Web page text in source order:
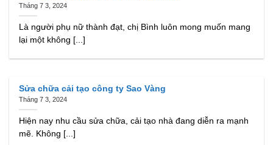
Tháng 7 3, 2024
Là người phụ nữ thành đạt, chị Bình luôn mong muốn mang
lại một không [...]
Sửa chữa cải tạo công ty Sao Vàng
Tháng 7 3, 2024
Hiện nay nhu cầu sửa chữa, cải tạo nhà đang diễn ra mạnh
mẽ. Không [...]